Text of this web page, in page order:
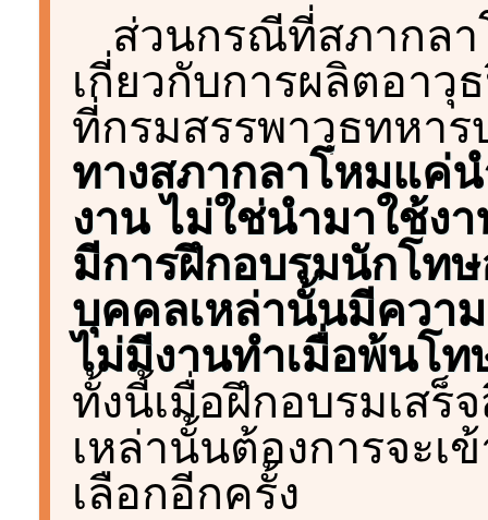
ส่วนกรณีที่สภากลา
เกี่ยวกับการผลิตอา
ที่กรมสรรพาวุธทหา
ทางสภากลาโหมแค่
งาน ไม่ใช่นำมาใช้ง
มีการฝึกอบรมนักโท
บุคคลเหล่านั้นมีควา
ไม่มีงานทำเมื่อพ้นโท
ทั้งนี้เมื่อฝึกอบรมเส
เหล่านั้นต้องการจะเ
เลือกอีกครั้ง